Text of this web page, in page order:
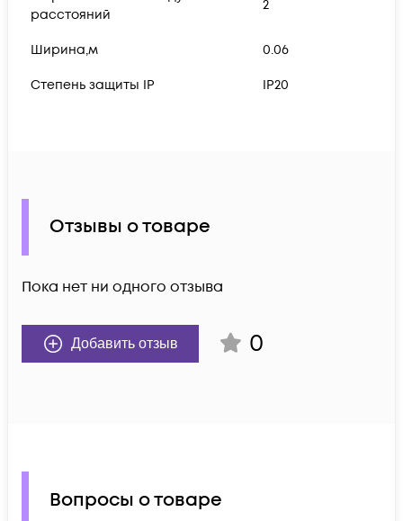
расстояний
2
Ширина,м 0.06
Степень защиты IP IP20
Отзывы о товаре
Пока нет ни одного отзыва
Добавить отзыв 0
Вопросы о товаре